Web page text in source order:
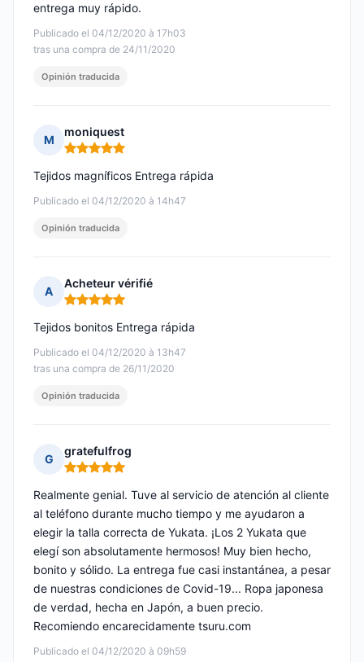
Publicado el 04/12/2020 à 17h03
tras una compra de 24/11/2020
entrega muy rápido.
Opinión traducida
M
moniquest
Nota: 5 de 5
Publicado el 04/12/2020 à 14h47
Tejidos magníficos Entrega rápida
Opinión traducida
A
Acheteur vérifié
Nota: 5 de 5
Publicado el 04/12/2020 à 13h47
tras una compra de 26/11/2020
Tejidos bonitos Entrega rápida
Opinión traducida
G
gratefulfrog
Nota: 5 de 5
Publicado el 04/12/2020 à 09h59
Realmente genial. Tuve al servicio de atención al cliente
al teléfono durante mucho tiempo y me ayudaron a
elegir la talla correcta de Yukata. ¡Los 2 Yukata que
elegí son absolutamente hermosos! Muy bien hecho,
bonito y sólido. La entrega fue casi instantánea, a pesar
de nuestras condiciones de Covid-19... Ropa japonesa
de verdad, hecha en Japón, a buen precio.
Recomiendo encarecidamente tsuru.com